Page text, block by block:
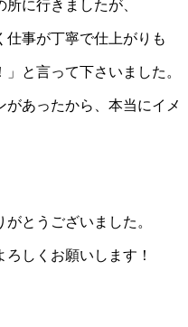
に行きましたが、
仕事が丁寧で仕上がりも
と言って下さいました。
あったから、本当にイメ
とうございました。
しくお願いします！